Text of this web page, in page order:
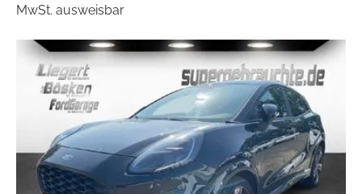
MwSt. ausweisbar